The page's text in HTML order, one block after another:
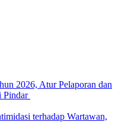
2026, Atur Pelaporan dan
Pindar
terhadap Wartawan,